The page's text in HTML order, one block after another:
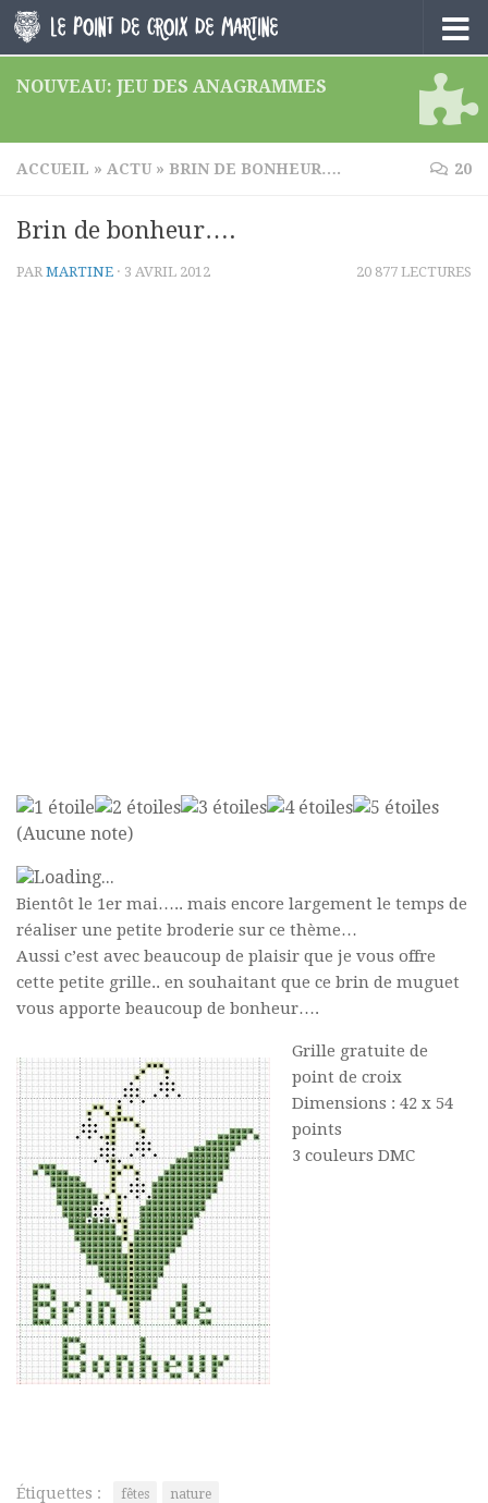
Skip to content
NOUVEAU: JEU DES ANAGRAMMES
ACCUEIL » ACTU » BRIN DE BONHEUR…. 20
Brin de bonheur….
PAR MARTINE · 3 AVRIL 2012 20 877 LECTURES
(Aucune note)
Loading...
Bientôt le 1er mai….. mais encore largement le temps de
réaliser une petite broderie sur ce thème…
Aussi c’est avec beaucoup de plaisir que je vous offre
cette petite grille.. en souhaitant que ce brin de muguet
vous apporte beaucoup de bonheur….
Grille gratuite de
point de croix
Dimensions : 42 x 54
points
3 couleurs DMC
Étiquettes : fêtes nature